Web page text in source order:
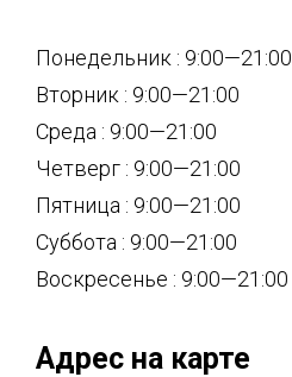
Понедельник : 9:00—21:00
Вторник : 9:00—21:00
Среда : 9:00—21:00
Четверг : 9:00—21:00
Пятница : 9:00—21:00
Суббота : 9:00—21:00
Воскресенье : 9:00—21:00
Адрес на карте